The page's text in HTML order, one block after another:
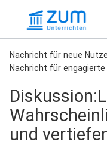
Nachricht für neue
Nachricht für engagierte
und